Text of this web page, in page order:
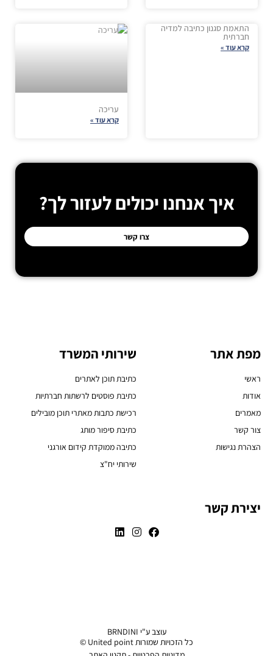
התאמת סגנון כתיבה למדיה
חברתית
קרא עוד »
עריכה
קרא עוד »
איך אנחנו יכולים לעזור לך?
צרו קשר
מפת אתר
ראשי
אודות
מאמרים
צור קשר
הצהרת נגישות
שירותי המשרד
כתיבת תוכן לאתרים
כתיבת פוסטים לרשתות חברתיות
רכישת כתבות מאתרי תוכן מובילים
כתיבת סיפור מותג
כתיבה ממוקדת קידום אורגני
שירותי יח"צ
יצירת קשר
עוצב ע"י BRNDINI
כל הזכויות שמורות United point ©